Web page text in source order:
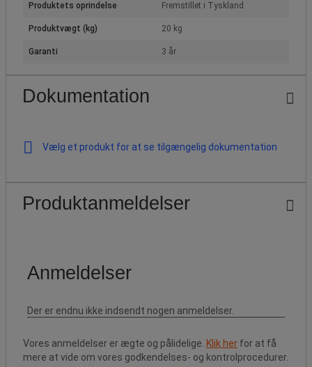
Produktets oprindelse Fremstillet i Tyskland
Produktvægt (kg) 20 kg
Garanti 3 år
Dokumentation
Vælg et produkt for at se tilgængelig dokumentation
Produktanmeldelser
Vores anmeldelser er ægte og pålidelige. Klik her for at få
mere at vide om vores godkendelses- og kontrolprocedurer.